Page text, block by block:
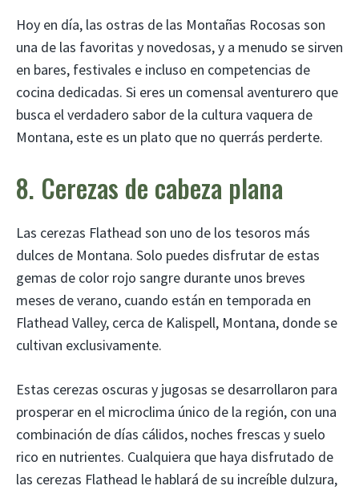
Hoy en día, las ostras de las Montañas Rocosas son
una de las favoritas y novedosas, y a menudo se sirven
en bares, festivales e incluso en competencias de
cocina dedicadas. Si eres un comensal aventurero que
busca el verdadero sabor de la cultura vaquera de
Montana, este es un plato que no querrás perderte.
8. Cerezas de cabeza plana
Las cerezas Flathead son uno de los tesoros más
dulces de Montana. Solo puedes disfrutar de estas
gemas de color rojo sangre durante unos breves
meses de verano, cuando están en temporada en
Flathead Valley, cerca de Kalispell, Montana, donde se
cultivan exclusivamente.
Estas cerezas oscuras y jugosas se desarrollaron para
prosperar en el microclima único de la región, con una
combinación de días cálidos, noches frescas y suelo
rico en nutrientes. Cualquiera que haya disfrutado de
las cerezas Flathead le hablará de su increíble dulzura,